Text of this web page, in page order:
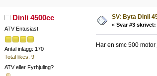
Dinli 4500cc
ATV Entusiast
Antal inlägg: 170
Total likes: 9
ATV eller Fyrhjuling?
SV: Byta Dinli
« Svar #3 skrivet:
Har en smc 500